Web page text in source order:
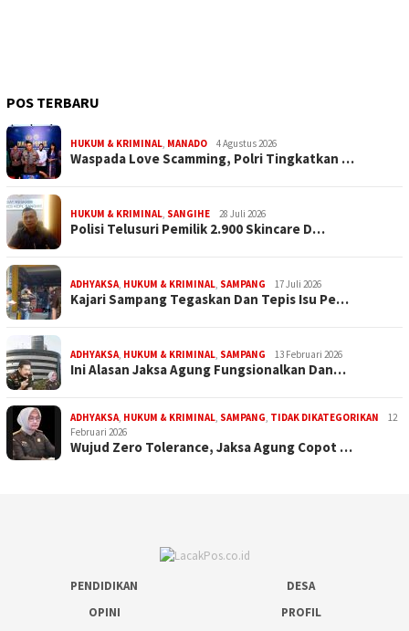
POS TERBARU
HUKUM & KRIMINAL, MANADO 4 Agustus 2026
Waspada Love Scamming, Polri Tingkatkan …
HUKUM & KRIMINAL, SANGIHE 28 Juli 2026
Polisi Telusuri Pemilik 2.900 Skincare D…
ADHYAKSA, HUKUM & KRIMINAL, SAMPANG 17 Juli 2026
Kajari Sampang Tegaskan Dan Tepis Isu Pe…
ADHYAKSA, HUKUM & KRIMINAL, SAMPANG 13 Februari 2026
Ini Alasan Jaksa Agung Fungsionalkan Dan…
ADHYAKSA, HUKUM & KRIMINAL, SAMPANG, TIDAK DIKATEGORIKAN
12
Februari 2026
Wujud Zero Tolerance, Jaksa Agung Copot …
PENDIDIKAN
DESA
OPINI
PROFIL